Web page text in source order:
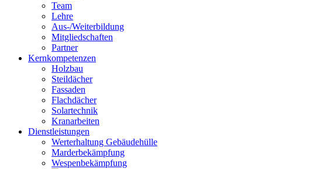
Team
Lehre
Aus-/Weiterbildung
Mitgliedschaften
Partner
Kernkompetenzen
Holzbau
Steildächer
Fassaden
Flachdächer
Solartechnik
Kranarbeiten
Dienstleistungen
Werterhaltung Gebäudehülle
Marderbekämpfung
Wespenbekämpfung